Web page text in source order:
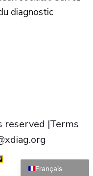
diagnostic
reserved |Terms
Français
Deutsch
Español